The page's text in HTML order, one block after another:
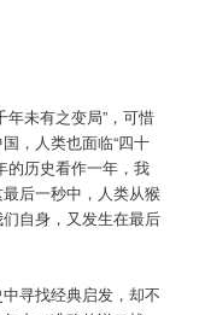
年未有之变局”，可惜
，人类也面临“四十
的历史看作一年，我
后一秒中，人类从猴
自身，又发生在最后
寻找经典启发，却不